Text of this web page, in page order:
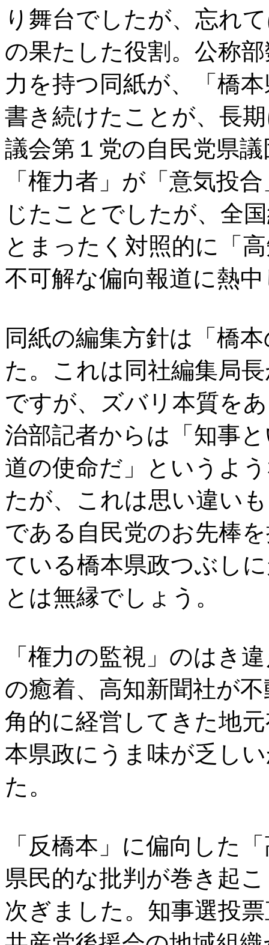
り舞台でしたが、忘れ
の果たした役割。公称
力を持つ同紙が、「橋
書き続けたことが、長
議会第１党の自民党県
「権力者」が「意気投
じたことでしたが、全
とまったく対照的に「
不可解な偏向報道に熱
同紙の編集方針は「橋
た。これは同社編集局
ですが、ズバリ本質を
治部記者からは「知事
道の使命だ」というよ
たが、これは思い違い
である自民党のお先棒
ている橋本県政つぶし
とは無縁でしょう。
「権力の監視」のはき
の癒着、高知新聞社が
角的に経営してきた地
本県政にうま味が乏し
た。
「反橋本」に偏向した
県民的な批判が巻き起
次ぎました。知事選投